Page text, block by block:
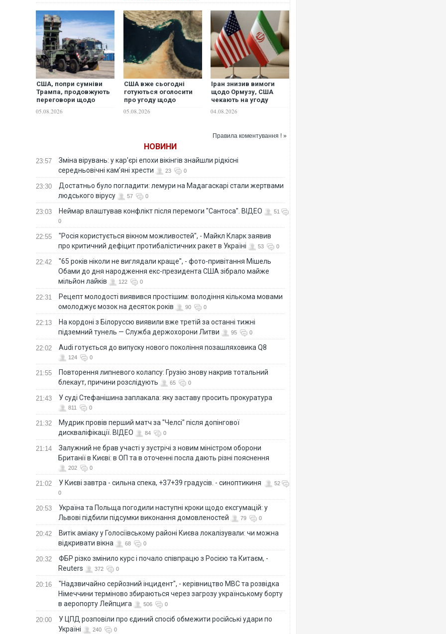
США, попри сумніви
Трампа, продовжують
переговори щодо
перехоплювачів для
05.08.2026
США вже сьогодні
готуються оголосити
про угоду щодо
Іраном, - Axios
05.08.2026
Іран знизив вимоги
щодо Ормузу, США
чекають на угоду
04.08.2026
Правила коментування ! »
НОВИНИ
23:57
Зміна вірувань: у кар'єрі епохи вікінгів знайшли рідкісні
середньовічні кам’яні хрести
23 0
23:30
Достатньо було погладити: лемури на Мадагаскарі стали жертвами
людського вірусу
57 0
23:03 Неймар влаштував конфлікт після перемоги "Сантоса". ВІДЕО
51
0
22:55
"Росія користується вікном можливостей", - Майкл Кларк заявив
про критичний дефіцит протибалістичних ракет в Україні
53 0
22:42
"65 років ніколи не виглядали краще", - фото-привітання Мішель
Обами до дня народження екс-президента США зібрало майже
мільйон лайків
122 0
22:31
Рецепт молодості виявився простішим: володіння кількома мовами
омолоджує мозок на десяток років
90 0
22:13
На кордоні з Білоруссю виявили вже третій за останні тижні
підземний тунель — Служба держохорони Литви
95 0
22:02 Audi готується до випуску нового покоління позашляховика Q8
124 0
21:55
Повторення липневого колапсу: Грузію знову накрив тотальний
блекаут, причини розслідують
65 0
21:43 У суді Стефанішина заплакала: яку заставу просить прокуратура
811 0
21:32
Мудрик провів перший матч за "Челсі" після допінгової
дискваліфікації. ВІДЕО
84 0
21:14
Залужний не брав участі у зустрічі з новим міністром оборони
Британії в Києві: в ОП та в оточенні посла дають різні пояснення
202 0
21:02 У Києві завтра - сильна спека, +37+39 градусів. - синоптикиня
52
0
20:53
Україна та Польща погодили наступні кроки щодо ексгумацій: у
Львові підбили підсумки виконання домовленостей
79 0
20:42
Витік аміаку у Голосіївському районі Києва локалізували: чи можна
відкривати вікна
68 0
20:32
ФБР різко змінило курс і почало співпрацю з Росією та Китаєм, -
Reuters
372 0
20:16
"Надзвичайно серйозний інцидент", - керівництво МВС та розвідка
Німеччини терміново збираються через загрозу українському борту
в аеропорту Лейпцига
506 0
20:00
У ЦПД розповіли про єдиний спосіб обмежити російські удари по
Україні
240 0
Українські надзвичайники
під час ліквідації масштабної
Неймар влаштував конфлікт